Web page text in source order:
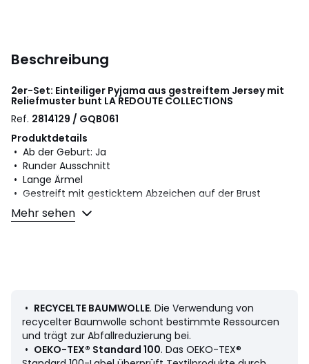
Beschreibung
2er-Set: Einteiliger Pyjama aus gestreiftem Jersey mit
Reliefmuster bunt LA REDOUTE COLLECTIONS
Ref. 2814129 / GQB061
Produktdetails
• Ab der Geburt: Ja
• Runder Ausschnitt
• Lange Ärmel
• Gestreift mit gesticktem Abzeichen auf der Brust
• Druckknopfverschluss hinten
• Anti-Rutsch-Sohle ab Gr. 74 (12 Monate)
• 100% Baumwolle
• Mindestens 20% recycelte Baumwolle
• Maschinenwäsche max. 40°C
• Trocknergeeignet bei niedriger Temperatur
• Nicht chemisch reinigen
Mehr sehen
• RECYCELTE BAUMWOLLE. Die Verwendung von
recycelter Baumwolle schont bestimmte Ressourcen
und trägt zur Abfallreduzierung bei.
• OEKO-TEX® Standard 100. Das OEKO-TEX®